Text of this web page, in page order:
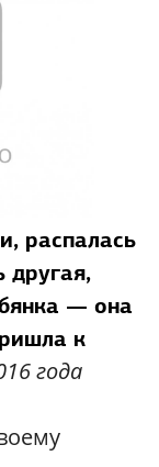
распалась
другая,
— она
к
года